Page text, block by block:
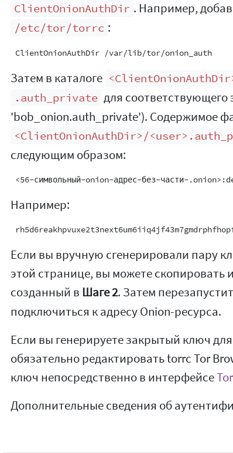
ClientOnionAuthDir . Например,
/etc/tor/torrc :
ClientOnionAuthDir /var/lib/tor/onion_auth
Затем в каталоге
.auth_private для соответствующего
'bob_onion.auth_private'). Содержимое
<ClientOnionAuthDir>/
следующим образом:
Например:
Если вы вручную сгенерировали пару
этой странице, вы можете скопировать
созданный в Шаге 2. Затем
подключиться к адресу Onion-ресурса.
Если вы генерируете закрытый ключ
обязательно редактировать torrc Tor
ключ непосредственно в интерфейсе
Дополнительные сведения об